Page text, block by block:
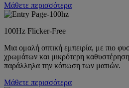
Μάθετε περισσότερα
100Hz Flicker-Free
Μια ομαλή οπτική εμπειρία, με πιο
χρωμάτων και μικρότερη
παράλληλα την κόπωση των ματιών.
Μάθετε περισσότερα